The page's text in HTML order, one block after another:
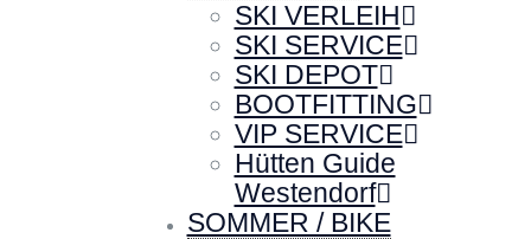
SKI VERLEIH
SKI SERVICE
SKI DEPOT
BOOTFITTING
VIP SERVICE
Hütten Guide
Westendorf
SOMMER / BIKE